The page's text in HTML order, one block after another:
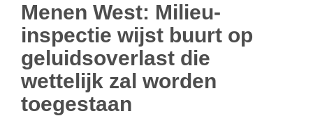
Menen West: Milieu-
inspectie wijst buurt op
geluidsoverlast die
wettelijk zal worden
toegestaan